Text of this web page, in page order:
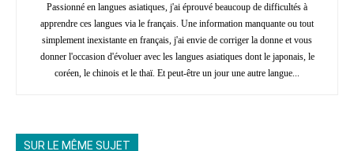
Passionné en langues asiatiques, j'ai éprouvé beaucoup de difficultés à
apprendre ces langues via le français. Une information manquante ou tout
simplement inexistante en français, j'ai envie de corriger la donne et vous
donner l'occasion d'évoluer avec les langues asiatiques dont le japonais, le
coréen, le chinois et le thaï. Et peut-être un jour une autre langue...
SUR LE MÊME SUJET